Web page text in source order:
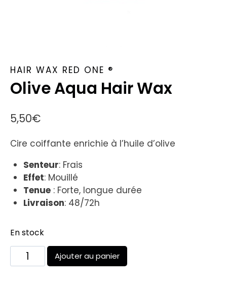
HAIR WAX RED ONE ®
Olive Aqua Hair Wax
5,50€
Cire coiffante enrichie à l’huile d’olive
Senteur: Frais
Effet: Mouillé
Tenue: Forte, longue durée
Livraison: 48/72h
En stock
quantité
de
Ajouter au panier